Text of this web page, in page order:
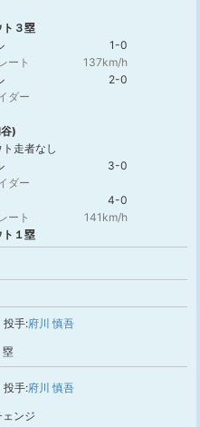
ト３塁
1-0
ート
137km/h
2-0
ダー
)
ト走者なし
3-0
ダー
4-0
ート
141km/h
ト１塁
投手:府川 慎吾
塁
投手:府川 慎吾
ェンジ